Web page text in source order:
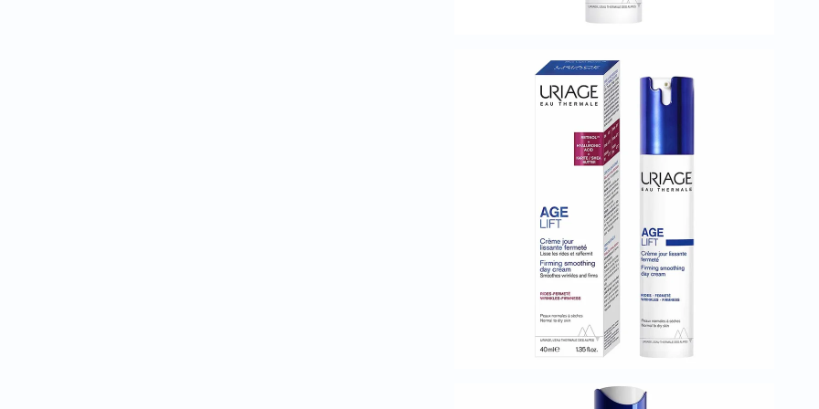
الفيتامينات
فيتامين
فيتامين
أ
فيتامين
ب
فيتامين
ج
فيتامين
د
فيتامين
هـ
المعادن
الحديد